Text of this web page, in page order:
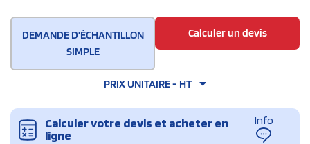
DEMANDE D'ÉCHANTILLON
SIMPLE
Calculer un devis
PRIX UNITAIRE - HT
Calculer votre devis et acheter en
ligne
Info